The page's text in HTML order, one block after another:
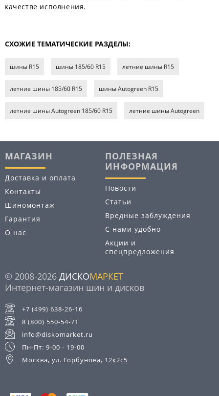
качестве исполнения.
СХОЖИЕ ТЕМАТИЧЕСКИЕ РАЗДЕЛЫ:
шины R15 шины 185/60 R15 летние шины R15
летние шины 185/60 R15 шины Autogreen R15
летние шины Autogreen 185/60 R15 летние шины Autogreen
МАГАЗИН
Доставка и оплата
Контакты
Шиномонтаж
Гарантия
О нас
ПОЛЕЗНАЯ
ИНФОРМАЦИЯ
Новости
Статьи
Вредные заблуждения
С нами удобно
Акции и
спецпредложения
© 2008-2026 ДИСКОМАРКЕТ
Интернет-магазин шин и дисков
+7 (499) 638-26-16
8 (800) 550-54-71
info@diskomarket.ru
Пн-Пт: 9-00 - 19-00
Москва, ул. Горбунова, 12к2с5